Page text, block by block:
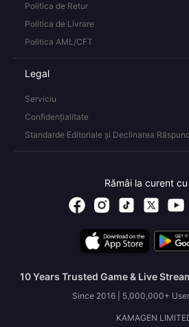
Politica de Retur
Politica de Livrare
Politica AML/CFT
Legal
Serviciu
Confidențialitate
Standarde Editoriale și Declinarea
Rămâi la curent
10 Years Trusted Game & Live
Since 2016 | 5,000,000+
KAMAGEN